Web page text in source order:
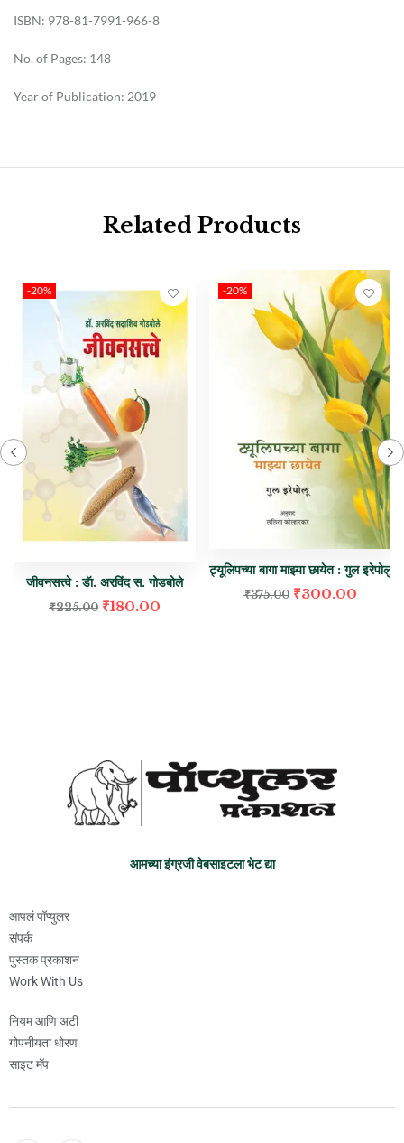
ISBN: 978-81-7991-966-8
No. of Pages: 148
Year of Publication: 2019
Related Products
-20%
जीवनसत्त्वे : डॅा. अरविंद स. गोडबोले
₹225.00 ₹180.00
-20%
ट्यूलिपच्या बागा माझ्या छायेत : गुल इरेपोलु
₹375.00 ₹300.00
आमच्या इंग्रजी वेबसाइटला भेट द्या
आपलं पॉप्युलर
संपर्क
पुस्तक प्रकाशन
Work With Us
नियम आणि अटी
गोपनीयता धोरण
साइट मॅप